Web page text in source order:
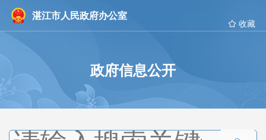
湛江市人民政府办公室
 收藏
政府信息公开